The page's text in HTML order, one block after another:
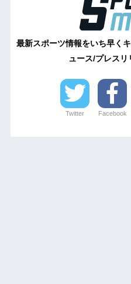
最新スポーツ情報をいち早く
ュース/プレスリ
Twitter Facebook